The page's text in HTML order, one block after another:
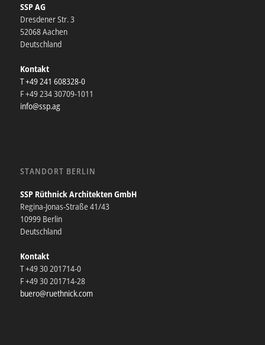
SSP AG
Dresdener Str. 3
52068 Aachen
Deutschland
Kontakt
T +49 241 608328-0
F +49 234 30709-1011
info@ssp.ag
STANDORT BERLIN
SSP Rüthnick Architekten GmbH
Regina-Jonas-Straße 41/43
10999 Berlin
Deutschland
Kontakt
T +49 30 201714-0
F +49 30 201714-28
buero@ruethnick.com